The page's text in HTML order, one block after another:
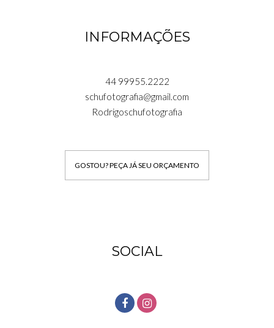
INFORMAÇÕES
44 99955.2222
schufotografia@gmail.com
Rodrigoschufotografia
GOSTOU? PEÇA JÁ SEU ORÇAMENTO
SOCIAL